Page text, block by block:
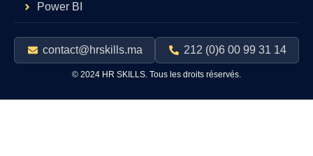
Power BI
contact@hrskills.ma 212 (0)6 00 99 31 14
© 2024 HR SKILLS. Tous les droits réservés.